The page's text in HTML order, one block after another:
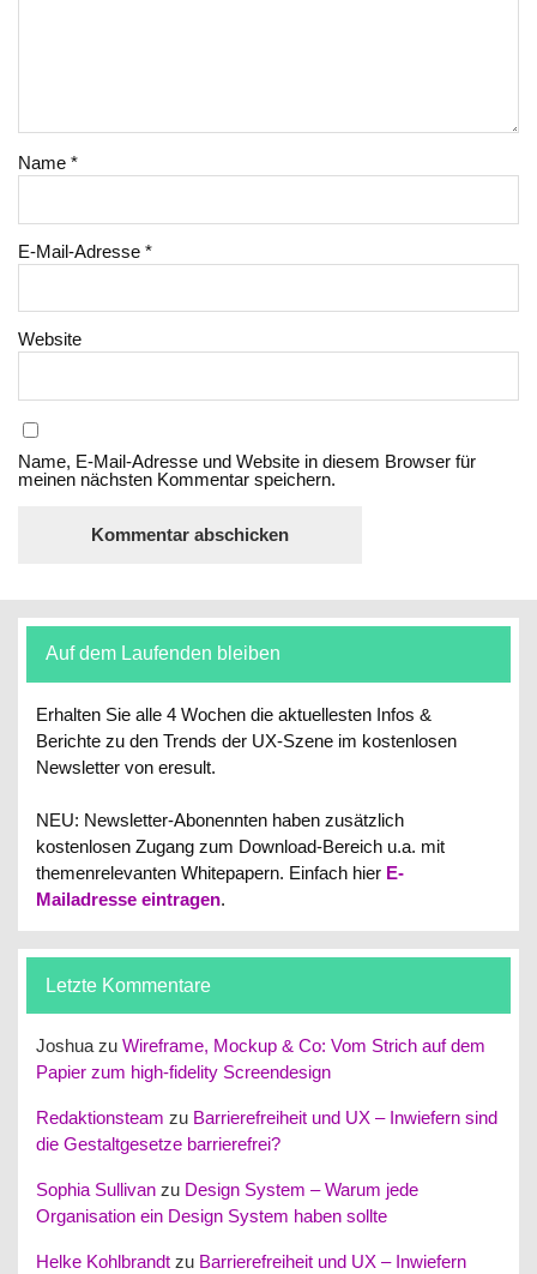
Name*
E-Mail-Adresse*
Website
Name, E-Mail-Adresse und Website in diesem Browser für
meinen nächsten Kommentar speichern.
Auf dem Laufenden bleiben
Erhalten Sie alle 4 Wochen die aktuellesten Infos &
Berichte zu den Trends der UX-Szene im kostenlosen
Newsletter von eresult.
NEU: Newsletter-Abonennten haben zusätzlich
kostenlosen Zugang zum Download-Bereich u.a. mit
themenrelevanten Whitepapern. Einfach hier E-
Mailadresse eintragen.
Letzte Kommentare
Joshua zuWireframe, Mockup & Co: Vom Strich auf dem
Papier zum high-fidelity Screendesign
Redaktionsteam zu Barrierefreiheit und UX – Inwiefern sind
die Gestaltgesetze barrierefrei?
Sophia Sullivan zu Design System – Warum jede
Organisation ein Design System haben sollte
Helke Kohlbrandt zu Barrierefreiheit und UX – Inwiefern